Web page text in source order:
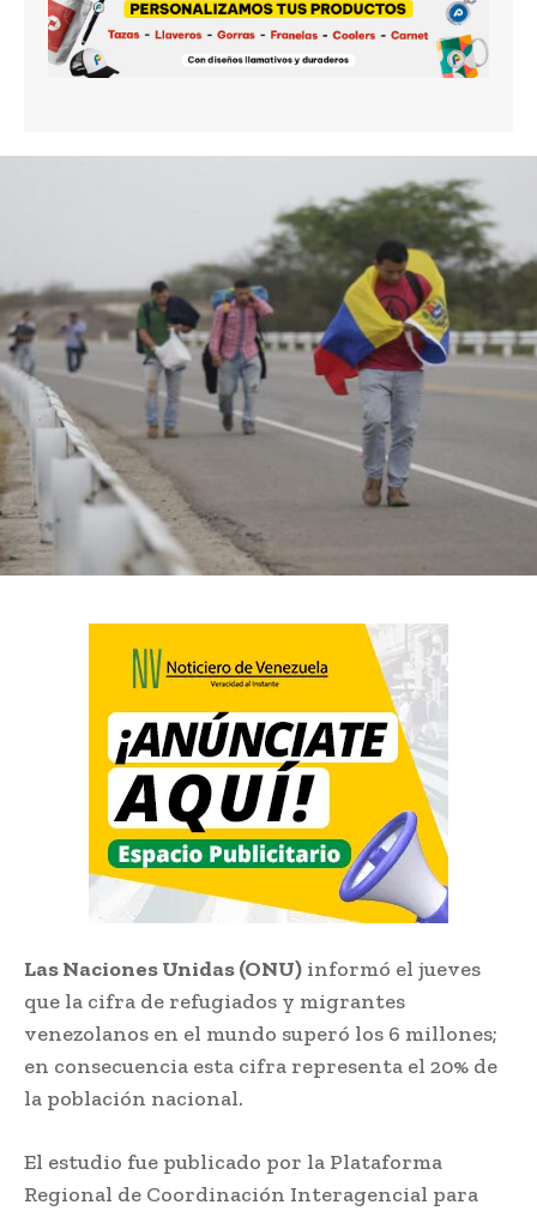
Las Naciones Unidas (ONU) informó el jueves
que la cifra de refugiados y migrantes
venezolanos en el mundo superó los 6 millones;
en consecuencia esta cifra representa el 20% de
la población nacional.
El estudio fue publicado por la Plataforma
Regional de Coordinación Interagencial para